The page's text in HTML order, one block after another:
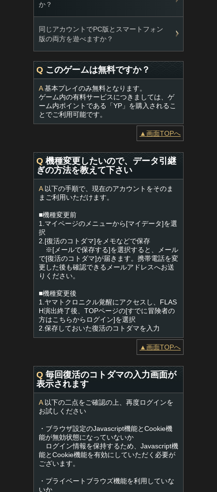
か？
同じアカウントでPC版とスマートフォン
版の両方を遊べますか？
Q このゲームは無料ですか？
A基本プレイのみ無料となります。
ゲーム内の有料サービスにつきましては、ゲ
ーム内ポイントである「YP」を購入されるこ
とでご利用可能です。
▲画面TOPへ
Q 機種変更したいので、データ引継
ぎの方法を教えて下さい
A以下の手順で、現在のアカウントをそのま
まご利用いただけます。
■機種変更前
1.マイページのメニューから[マイデータ]を選
択
2.[復活のコトダマ]をメモなどで保存
※[メールで保存する]を選択すると、メール
で[復活のコトダマ]が届きます。携帯電話を変
更した後も確認できるメールアドレスへお送
りください。
■機種変更後
1.ヤマトクロニクル覚醒にアクセスし、FLAS
H演出終了後、TOPページの[すでに冒険者の
方はこちらからログイン]を選択
2.保存しておいた復活のコトダマを入力
▲画面TOPへ
Q 毎回復活のコトダマの入力画面が
表示されます
A以下の二点をご確認の上、再度ログインを
お試しください
・ブラウザ設定のJavascript機能とCookie機
能が無効状態になっていないか
ログイン情報を保持するため、Javascript機
能とCookie機能を有効にしていただく必要が
ございます。
・プライベートブラウズ機能を利用していな
いか